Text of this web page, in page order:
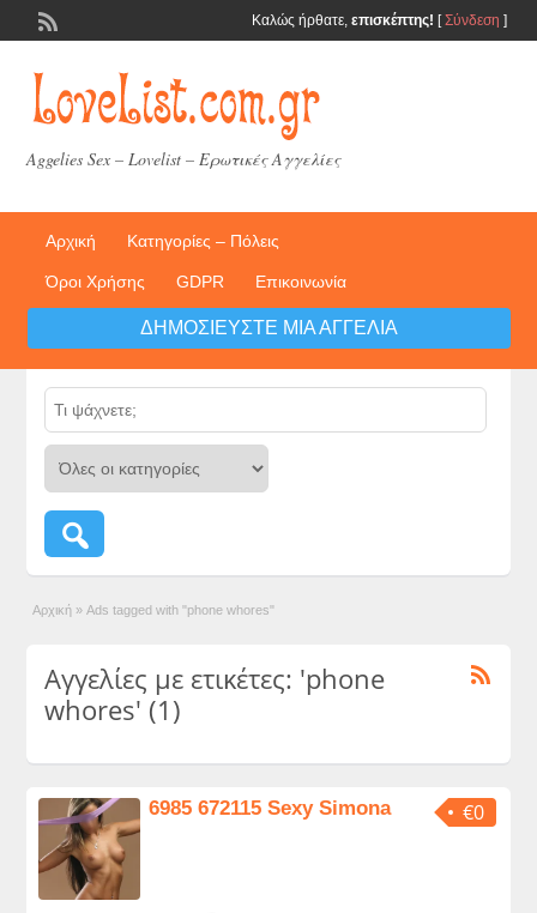
Καλώς ήρθατε, επισκέπτης! [Σύνδεση ]
Aggelies Sex – Lovelist – Ερωτικές Αγγελίες
Αρχική Κατηγορίες – Πόλεις
Όροι Χρήσης GDPR Επικοινωνία
ΔΗΜΟΣΙΕΎΣΤΕ ΜΙΑ ΑΓΓΕΛΊΑ
Αρχική » Ads tagged with "phone whores"
Αγγελίες με ετικέτες: 'phone
whores' (1)
€0
6985 672115 Sexy Simona